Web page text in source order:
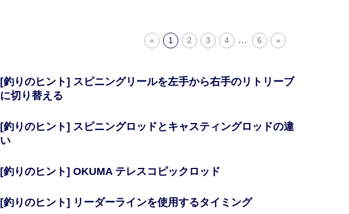
« 1 2 3 4 … 6 »
[釣りのヒント] スピニングリールを左手から右手のリトリーブ
に切り替える
[釣りのヒント] スピニングロッドとキャスティングロッドの違
い
[釣りのヒント] OKUMA テレスコピックロッド
[釣りのヒント] リーダーラインを使用するタイミング